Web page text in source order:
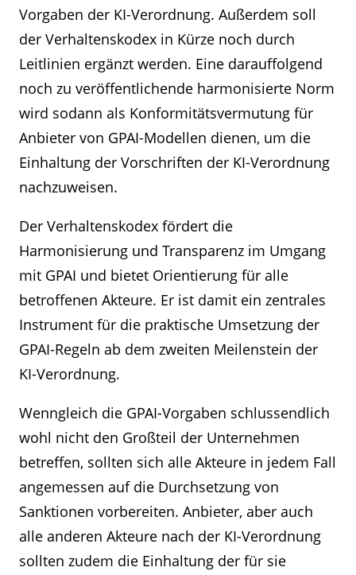
Vorgaben der KI-Verordnung. Außerdem soll
der Verhaltenskodex in Kürze noch durch
Leitlinien ergänzt werden. Eine darauffolgend
noch zu veröffentlichende harmonisierte Norm
wird sodann als Konformitätsvermutung für
Anbieter von GPAI-Modellen dienen, um die
Einhaltung der Vorschriften der KI-Verordnung
nachzuweisen.
Der Verhaltenskodex fördert die
Harmonisierung und Transparenz im Umgang
mit GPAI und bietet Orientierung für alle
betroffenen Akteure. Er ist damit ein zentrales
Instrument für die praktische Umsetzung der
GPAI-Regeln ab dem zweiten Meilenstein der
KI-Verordnung.
Wenngleich die GPAI-Vorgaben schlussendlich
wohl nicht den Großteil der Unternehmen
betreffen, sollten sich alle Akteure in jedem Fall
angemessen auf die Durchsetzung von
Sanktionen vorbereiten. Anbieter, aber auch
alle anderen Akteure nach der KI-Verordnung
sollten zudem die Einhaltung der für sie